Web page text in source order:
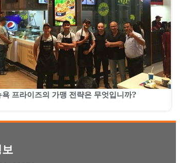
욕 프라이즈의 가맹 전략은 무엇입니까?
보
Swahili
Malay